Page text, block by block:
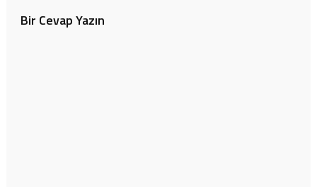
Bir Cevap Yazın